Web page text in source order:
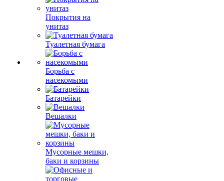
Покрытия на
унитаз
Туалетная бумага
Борьба с
насекомыми
Батарейки
Вешалки
Мусорные мешки,
баки и корзины